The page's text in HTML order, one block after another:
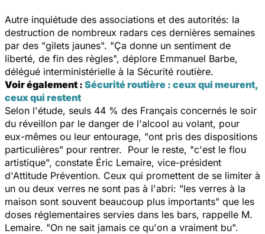
Autre inquiétude des associations et des autorités: la
destruction de nombreux radars ces dernières semaines
par des "gilets jaunes". "Ça donne un sentiment de
liberté, de fin des règles", déplore Emmanuel Barbe,
délégué interministérielle à la Sécurité routière.
Voir également : Sécurité routière : ceux qui meurent,
ceux qui restent
Selon l'étude, seuls 44 % des Français concernés le soir
du réveillon par le danger de l'alcool au volant, pour
eux-mêmes ou leur entourage, "ont pris des dispositions
particulières" pour rentrer. Pour le reste, "c'est le flou
artistique", constate Éric Lemaire, vice-président
d'Attitude Prévention. Ceux qui promettent de se limiter à
un ou deux verres ne sont pas à l'abri: "les verres à la
maison sont souvent beaucoup plus importants" que les
doses réglementaires servies dans les bars, rappelle M.
Lemaire. "On ne sait jamais ce qu'on a vraiment bu".